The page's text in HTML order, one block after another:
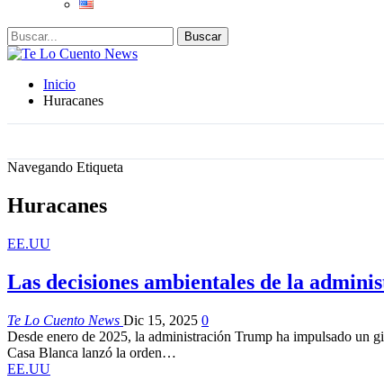
Inicio
Huracanes
Navegando Etiqueta
Huracanes
EE.UU
Las decisiones ambientales de la
Te Lo Cuento News Dic 15, 2025 0
Desde enero de 2025, la administración Trump ha impulsado un
Casa Blanca lanzó la orden…
EE.UU